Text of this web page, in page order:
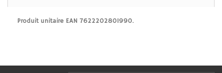
Produit unitaire EAN 7622202801990.